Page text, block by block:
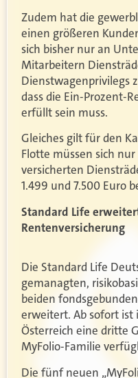
Zudem hat die
einen größeren
sich bisher nur an
Mitarbeitern
Dienstwagenprivilegs
dass die Ein-Prozent-
erfüllt sein muss.
Gleiches gilt für den
Flotte müssen sich
versicherten
1.499 und 7.500 Euro
Standard Life
Rentenversicherung
Die Standard Life
gemanagten,
beiden
erweitert. Ab sofort ist
Österreich eine dritte
MyFolio-Familie
Die fünf neuen